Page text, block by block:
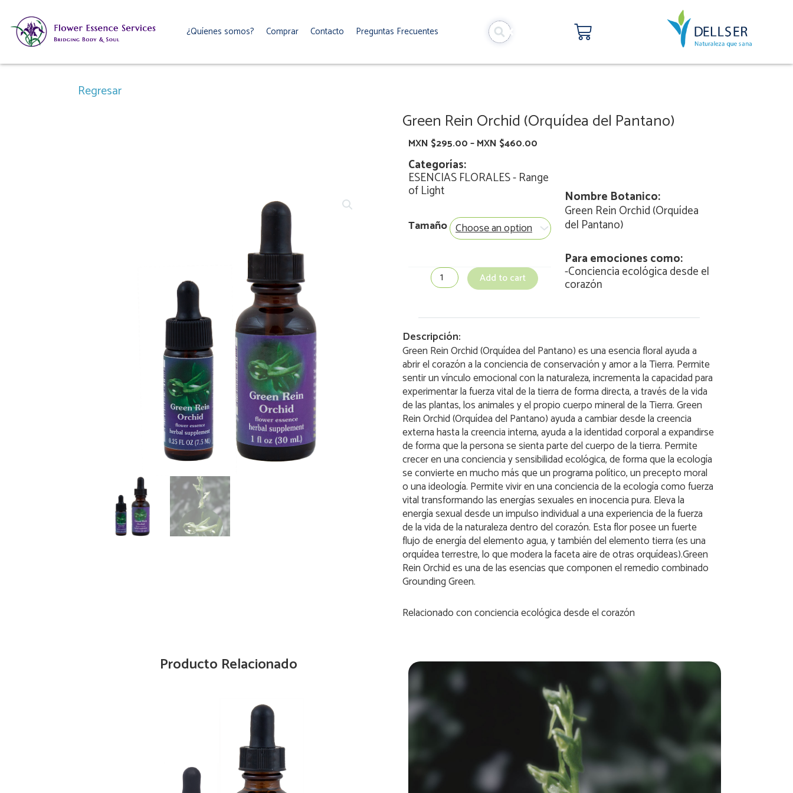
contenido
¿Quíenes somos? Comprar Contacto Preguntas Frecuentes Carrito
Regresar
Green Rein Orchid (Orquídea del Pantano)
MXN $295.00–MXN $460.00
Categorías:
ESENCIAS FLORALES-Range
of Light
Tamaño
Rein
Pantano)
Add to cart
Nombre Botanico:
Green Rein Orchid (Orquídea
del Pantano)
Para emociones como:
-Conciencia ecológica desde el
corazón
Descripción:
Green Rein Orchid (Orquídea del Pantano) es una esencia floral ayuda a
abrir el corazón a la conciencia de conservación y amor a la Tierra. Permite
sentir un vínculo emocional con la naturaleza, incrementa la capacidad para
experimentar la fuerza vital de la tierra de forma directa, a través de la vida
de las plantas, los animales y el propio cuerpo mineral de la Tierra. Green
Rein Orchid (Orquídea del Pantano) ayuda a cambiar desde la creencia
externa hasta la creencia interna, ayuda a la identidad corporal a expandirse
de forma que la persona se sienta parte del cuerpo de la tierra. Permite
crecer en una conciencia y sensibilidad ecológica, de forma que la ecología
se convierte en mucho más que un programa político, un precepto moral
o una ideología. Permite vivir en una conciencia de la ecología como fuerza
vital transformando las energías sexuales en inocencia pura. Eleva la
energía sexual desde un impulso individual a una experiencia de la fuerza
de la vida de la naturaleza dentro del corazón. Esta flor posee un fuerte
flujo de energía del elemento agua, y también del elemento tierra (es una
orquídea terrestre, lo que modera la faceta aire de otras orquídeas).Green
Rein Orchid es una de las esencias que componen el remedio combinado
Grounding Green.
Relacionado conconciencia ecológica desde el corazón
Producto Relacionado